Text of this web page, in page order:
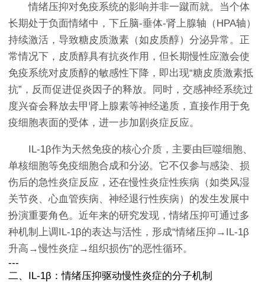
情绪压抑对免疫系统的影响并非一蹴而就。当个体
长期处于负面情绪中，下丘脑-垂体-肾上腺轴（HPA轴）
持续激活，导致糖皮质激素（如皮质醇）分泌异常。正
常情况下，皮质醇具有抗炎作用，但长期慢性应激会使
免疫系统对皮质醇的敏感性下降，即出现“糖皮质激素抵
抗”，反而促进促炎因子的释放。同时，交感神经系统过
度兴奋会释放去甲肾上腺素等神经递质，直接作用于免
疫细胞表面的受体，进一步加剧炎症反应。
IL-1β作为天然免疫的核心介质，主要由巨噬细胞、
单核细胞等免疫细胞合成和分泌。它不仅参与感染、损
伤后的急性炎症反应，还在慢性炎症性疾病（如类风湿
关节炎、心血管疾病、神经退行性疾病）的发生发展中
扮演重要角色。近年来的研究发现，情绪压抑可通过多
种机制上调IL-1β的表达与活性，形成“情绪压抑→IL-1β
升高→慢性炎症→组织损伤”的恶性循环。
---
二、IL-1β：情绪压抑驱动慢性炎症的分子机制